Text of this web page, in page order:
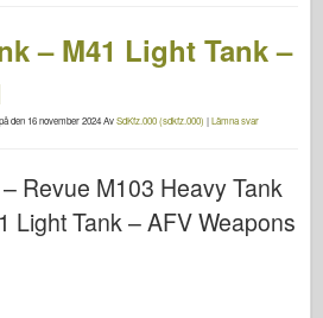
– M41 Light Tank –
den 16 november 2024AvSdKfz.000 (sdkfz.000) |Lämna svar
Revue M103 Heavy Tank
Light Tank – AFV Weapons